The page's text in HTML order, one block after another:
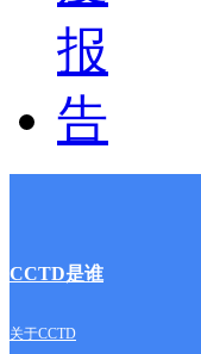
CCTD是谁
关于CCTD